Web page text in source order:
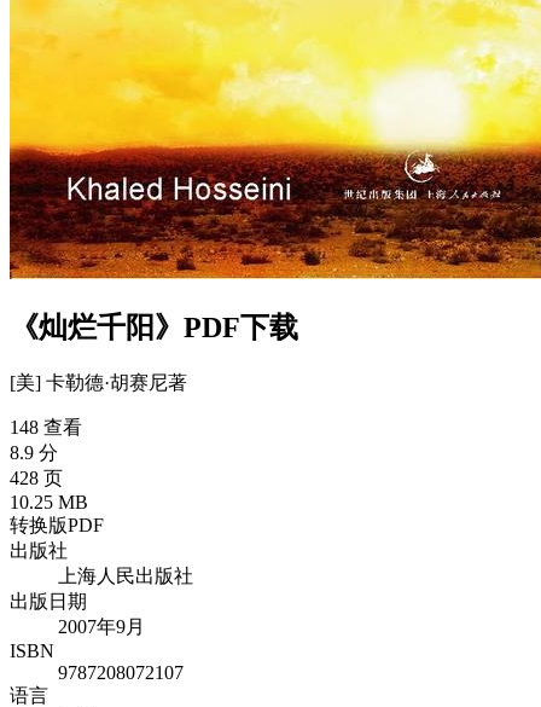
《灿烂千阳》PDF下载
[美] 卡勒德·胡赛尼著
148 查看
8.9 分
428 页
10.25 MB
转换版PDF
出版社
上海人民出版社
出版日期
2007年9月
ISBN
9787208072107
语言